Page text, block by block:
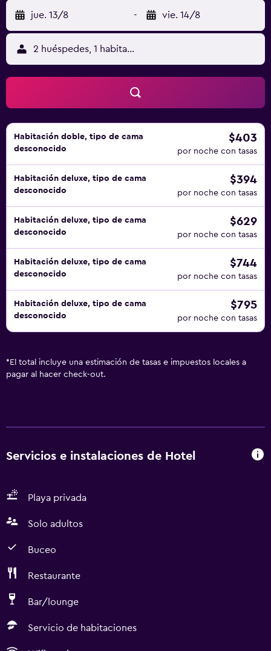
pueden practicar las actividades de ocio y esparcimiento
que se indican más abajo en las instalaciones o cerca del
alojamiento (es posible que se aplique un recargo).
jue. 13/8 - vie. 14/8
2 huéspedes, 1 habitación
Habitación doble, tipo de cama
desconocido
$403
por noche con tasas
Habitación deluxe, tipo de cama
desconocido
$394
por noche con tasas
Habitación deluxe, tipo de cama
desconocido
$629
por noche con tasas
Habitación deluxe, tipo de cama
desconocido
$744
por noche con tasas
Habitación deluxe, tipo de cama
desconocido
$795
por noche con tasas
* El total incluye una estimación de tasas e impuestos locales a
pagar al hacer check-out.
Servicios e instalaciones de Hotel
Playa privada
Solo adultos
Buceo
Restaurante
Bar/lounge
Servicio de habitaciones